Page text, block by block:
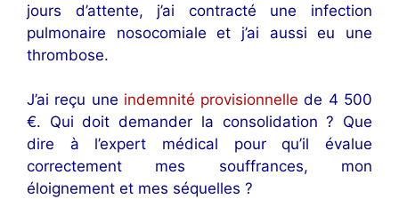
jours d’attente, j’ai contracté une infection
pulmonaire nosocomiale et j’ai aussi eu une
thrombose.
J’ai reçu une indemnité provisionnelle de 4 500
€. Qui doit demander la consolidation ? Que
dire à l’expert médical pour qu’il évalue
correctement mes souffrances, mon
éloignement et mes séquelles ?